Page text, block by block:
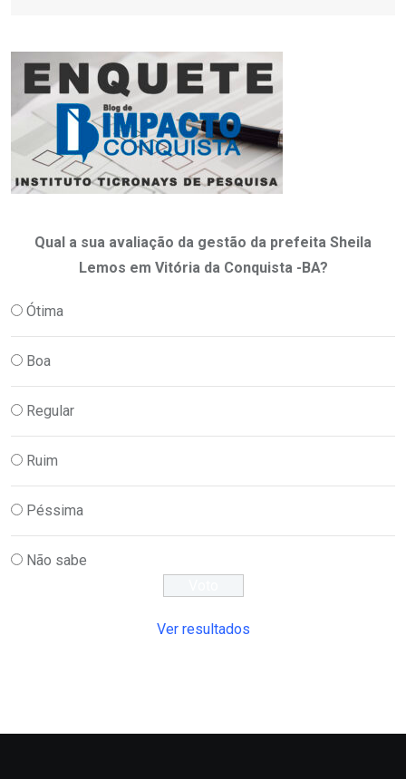
Qual a sua avaliação da gestão da prefeita Sheila
Lemos em Vitória da Conquista -BA?
Ótima
Boa
Regular
Ruim
Péssima
Não sabe
Ver resultados